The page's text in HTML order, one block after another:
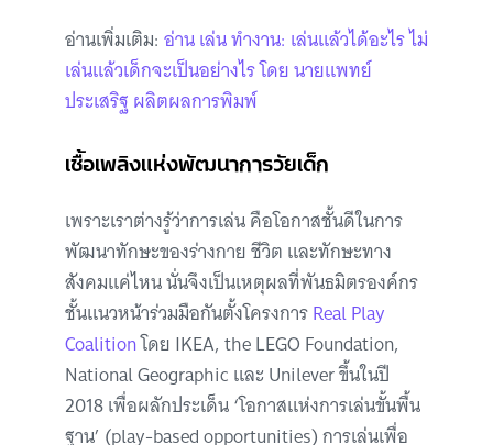
อ่านเพิ่มเติม: อ่าน เล่น ทำงาน: เล่นแล้วได้อะไร ไม่
เล่นแล้วเด็กจะเป็นอย่างไร โดย นายแพทย์
ประเสริฐ ผลิตผลการพิมพ์
เชื้อเพลิงแห่งพัฒนาการวัยเด็ก
เพราะเราต่างรู้ว่าการเล่น คือโอกาสชั้นดีในการ
พัฒนาทักษะของร่างกาย ชีวิต และทักษะทาง
สังคมแค่ไหน นั่นจึงเป็นเหตุผลที่พันธมิตรองค์กร
ชั้นแนวหน้าร่วมมือกันตั้งโครงการReal Play
Coalitionโดย IKEA, the LEGO Foundation,
National Geographic และ Unilever ขึ้นในปี
2018 เพื่อผลักประเด็น ‘โอกาสแห่งการเล่นขั้นพื้น
ฐาน’ (play-based opportunities) การเล่นเพื่อ